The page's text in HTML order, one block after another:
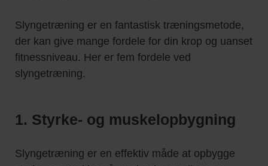
Slyngetræning er en fantastisk træningsmetode,
der kan give mange fordele for din krop og uanset
fitnessniveau. Her er fem fordele ved
slyngetræning.
1. Styrke- og muskelopbygning
Slyngetræning er en effektiv måde at opbygge